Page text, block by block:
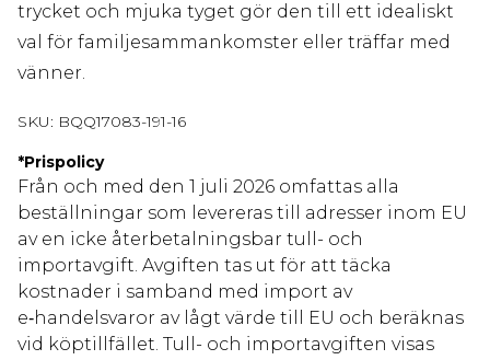
trycket och mjuka tyget gör den till ett idealiskt
val för familjesammankomster eller träffar med
vänner.
SKU: BQQ17083-191-16
*Prispolicy
Från och med den 1 juli 2026 omfattas alla
beställningar som levereras till adresser inom EU
av en icke återbetalningsbar tull- och
importavgift. Avgiften tas ut för att täcka
kostnader i samband med import av
e‑handelsvaror av lågt värde till EU och beräknas
vid köptillfället. Tull- och importavgiften visas